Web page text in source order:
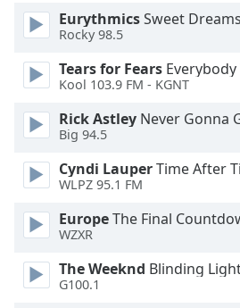
cancel
window.
Background
Color
EurythmicsSweet Dreams
Rocky 98.5
Tears for Fears Everybody
Kool 103.9 FM - KGNT
Rick Astley Never Gonna
Big 94.5
Cyndi LauperTime After
WLPZ 95.1 FM
EuropeThe Final
WZXR
The Weeknd Blinding
G100.1